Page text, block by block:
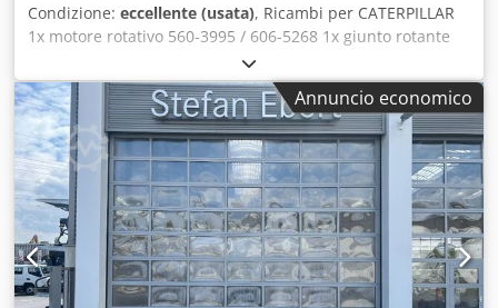
Condizione: eccellente (usata), Ricambi per CATERPILLAR
1x motore rotativo 560-3995 / 606-5268 1x giunto rotante
525-9476 2x cilindro dell'asse del pendolo 568-8851 1x
giunto (collegamento) 568-9344 1x maniglia (bastone) 541-
6698 1x Braccio variabile regolabile 525-9267 1x Boom GP
Stub 562-7526/525-9265 1x Regolazione cilindro idraulico
(braccio variabile) 540-1323 1x Cilindro idraulico a leva
540-1327 2x corsa cilindro idraulico (braccio) 540-1342 1x
Benna per cilindro idraulico 540-1348 1x motore di
azionamento 550-1473/625-7594 1x scatola di
trasferimento 549-0183 1x radiatore dell'olio 589-1115 1x
blocco post-raffreddatore 590-0288 1x blocco radiatore
590-0290 2 ventole di aspirazione 637-6650 1x Emissione
Annuncio economico